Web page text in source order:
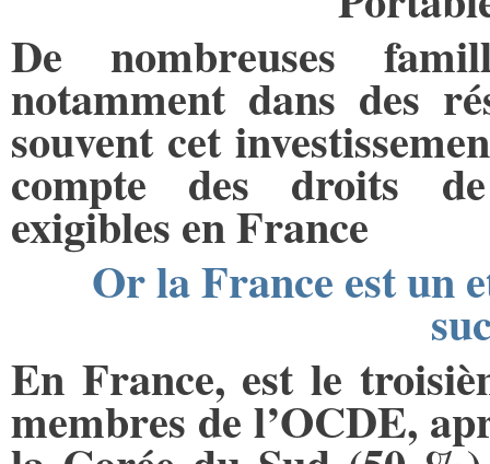
De nombreuses
notamment dans des
souvent cet
compte des droits de
exigibles en France
Or la France est un
En France, est le
membres de l’OCDE,